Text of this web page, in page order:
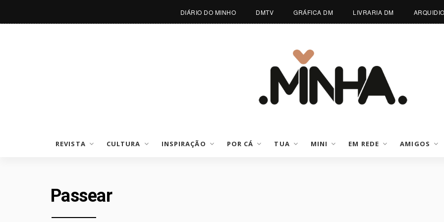
DIÁRIO DO MINHO DMTV GRÁFICA DM LIVRARIA DM
REVISTA CULTURA INSPIRAÇÃO POR CÁ TUA MINI EM REDE AMIGOS
Passear